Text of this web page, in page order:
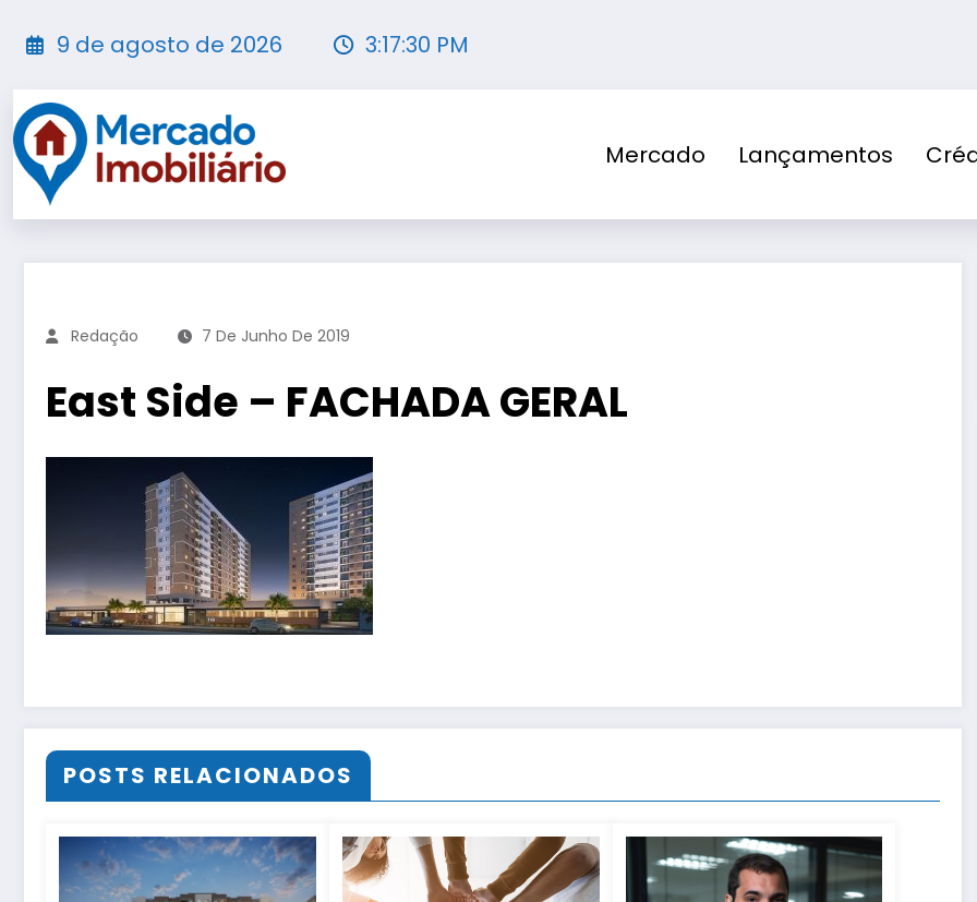
para
9 de agosto de 2026 3:17:31 PM
Mercado Lançamentos
Redação 7 De Junho De 2019
East Side – FACHADA GERAL
POSTS RELACIONADOS